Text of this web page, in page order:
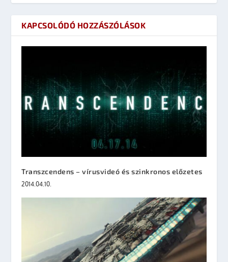
KAPCSOLÓDÓ HOZZÁSZÓLÁSOK
Transzcendens – vírusvideó és szinkronos előzetes
2014.04.10.